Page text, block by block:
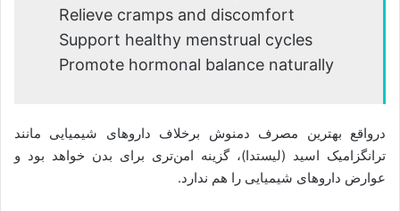
Relieve cramps and discomfort
Support healthy menstrual cycles
Promote hormonal balance naturally
درواقع بهترین مصرف دمنوش برخلاف داروهای شیمیایی مانند
ترانگزامیک اسید (لیستدا)، گزینه‌ امن‌تری برای بدن خواهد بود و
عوارض داروهای شیمیایی را هم ندارد.